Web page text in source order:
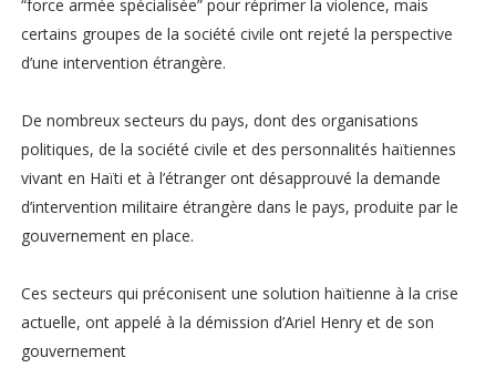
“force armée spécialisée” pour réprimer la violence, mais
certains groupes de la société civile ont rejeté la perspective
d’une intervention étrangère.
De nombreux secteurs du pays, dont des organisations
politiques, de la société civile et des personnalités haïtiennes
vivant en Haïti et à l’étranger ont désapprouvé la demande
d’intervention militaire étrangère dans le pays, produite par le
gouvernement en place.
Ces secteurs qui préconisent une solution haïtienne à la crise
actuelle, ont appelé à la démission d’Ariel Henry et de son
gouvernement